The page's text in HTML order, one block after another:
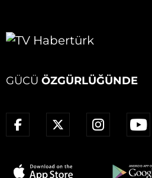
GÜCÜ ÖZGÜRLÜĞÜNDE